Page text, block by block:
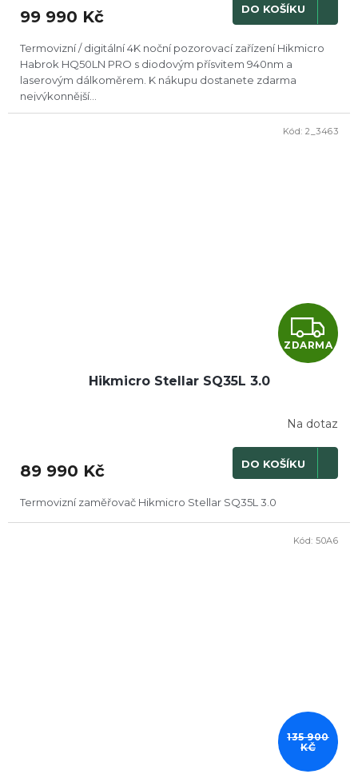
99 990 Kč DO KOŠÍKU
Termovizní / digitální 4K noční pozorovací zařízení Hikmicro
Habrok HQ50LN PRO s diodovým přísvitem 940nm a
laserovým dálkoměrem. K nákupu dostanete zdarma
nejvýkonnější...
Z
D
R
M
ZDARMA
Hikmicro Stellar SQ35L 3.0
Na dotaz
89 990 Kč DO KOŠÍKU
Termovizní zaměřovač Hikmicro Stellar SQ35L 3.0
Kód: 2_3463
135 900
KČ
Kód: 50A6